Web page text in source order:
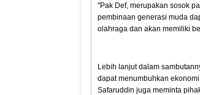
"Pak Def, merupakan sosok
pembinaan generasi muda
olahraga dan akan memiliki
Lebih lanjut dalam
dapat menumbuhkan
Safaruddin juga meminta